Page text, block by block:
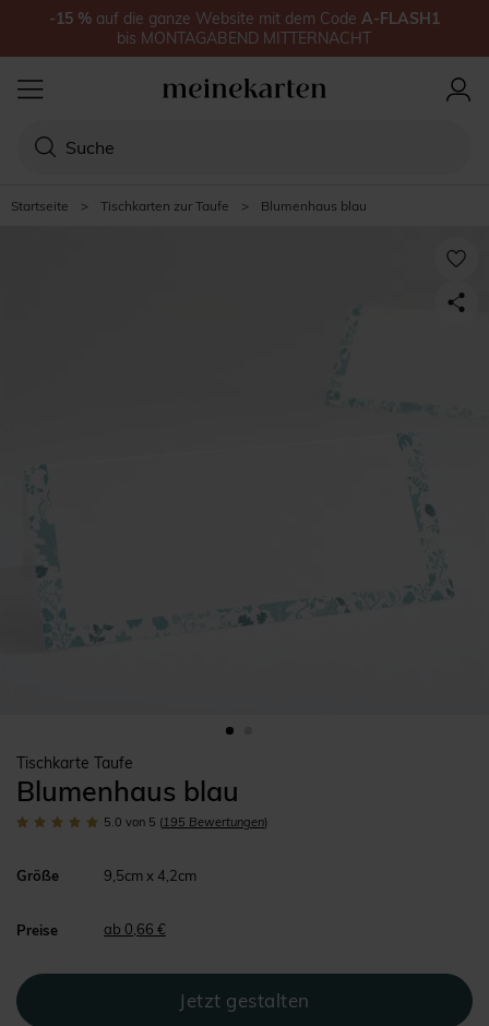
Startseite > Tischkarten zur Taufe > Blumenhaus blau
Tischkarte Taufe
Blumenhaus blau
5.0 von 5 (195 Bewertungen)
Größe 9,5cm x 4,2cm
Preise ab 0,66 €
-15 % auf die ganze Website mit dem Code A-FLASH1
bis MONTAGABEND MITTERNACHT